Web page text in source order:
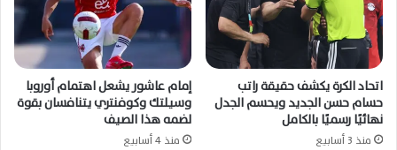
اتحاد الكرة يكشف حقيقة راتب
حسام حسن الجديد ويحسم الجدل
نهائيًا رسميًا بالكامل
منذ 3 أسابيع
إمام عاشور يشعل اهتمام أوروبا
وسيلتك وكوفنتري يتنافسان بقوة
لضمه هذا الصيف
منذ 4 أسابيع